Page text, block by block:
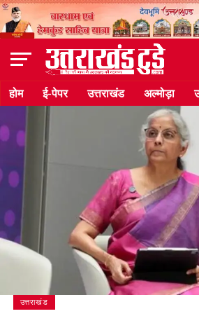
होम ई-पेपर उत्तराखंड अल्मोड़ा
उत्तराखंड